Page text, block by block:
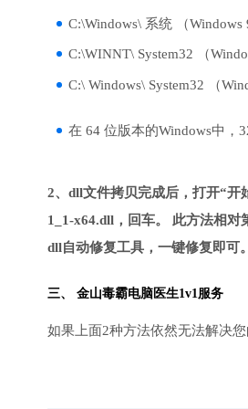
C:\Windows\ 系统 （Windows
C:\WINNT\ System32 （
C:\ Windows\ System32 （
在 64 位版本的Windows中，
2、dll文件拷贝完成后，打开“
1_1-x64.dll，回车。 此方法相
dll自动修复工具，一键修复即可。
三、 金山毒霸电脑医生1v1服务
如果上面2种方法依然无法解决